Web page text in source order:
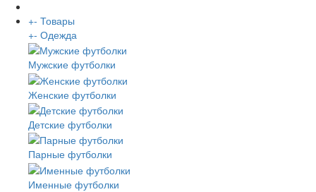
+- Товары
+- Одежда
Мужские футболки
Женские футболки
Детские футболки
Парные футболки
Именные футболки